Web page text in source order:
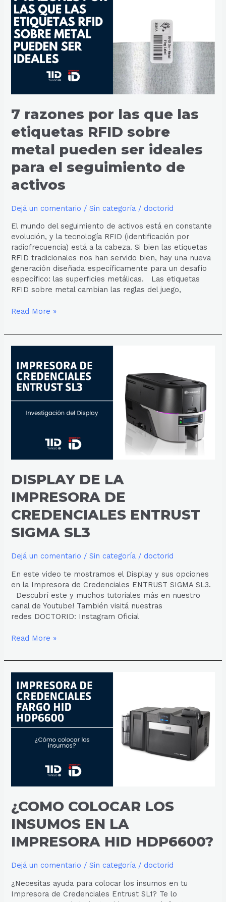
7 razones por las que las
etiquetas RFID sobre
metal pueden ser ideales
para el seguimiento de
activos
Dejá un comentario /Sin categoría / doctorid
El mundo del seguimiento de activos está en constante
evolución, y la tecnología RFID (identificación por
radiofrecuencia) está a la cabeza. Si bien las etiquetas
RFID tradicionales nos han servido bien, hay una nueva
generación diseñada específicamente para un desafío
específico: las superficies metálicas. Las etiquetas
RFID sobre metal cambian las reglas del juego,
por
las
que
las
etiquetas
RFID
ideales
para
el
seguimiento
de
activos
Read More »
DISPLAY DE LA
IMPRESORA DE
CREDENCIALES ENTRUST
SIGMA SL3
Dejá un comentario /Sin categoría / doctorid
En este video te mostramos el Display y sus opciones
en la Impresora de Credenciales ENTRUST SIGMA SL3.
Descubrí este y muchos tutoriales más en nuestro
canal de Youtube! También visitá nuestras
redes DOCTORID: Instagram Oficial
DE
LA
IMPRESORA
DE
CREDENCIALES
ENTRUST
Read More »
¿COMO COLOCAR LOS
INSUMOS EN LA
IMPRESORA HID HDP6600?
Dejá un comentario /Sin categoría / doctorid
¿Necesitas ayuda para colocar los insumos en tu
Impresora de Credenciales Entrust SL1? Te lo
COLOCAR
LOS
INSUMOS
EN
LA
IMPRESORA